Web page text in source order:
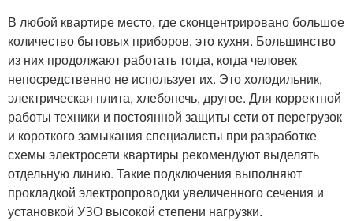
В любой квартире место, где сконцентрировано большое
количество бытовых приборов, это кухня. Большинство
из них продолжают работать тогда, когда человек
непосредственно не использует их. Это холодильник,
электрическая плита, хлебопечь, другое. Для корректной
работы техники и постоянной защиты сети от перегрузок
и короткого замыкания специалисты при разработке
схемы электросети квартиры рекомендуют выделять
отдельную линию. Такие подключения выполняют
прокладкой электропроводки увеличенного сечения и
установкой УЗО высокой степени нагрузки.